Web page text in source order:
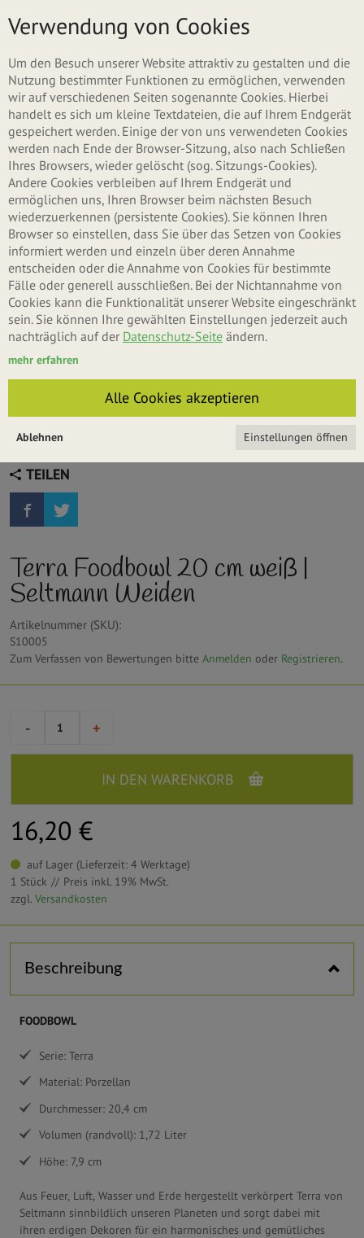
Menü
TEILEN
Terra Foodbowl 20 cm weiß |
Seltmann Weiden
Artikelnummer (SKU):
S10005
Zum Verfassen von Bewertungen bitte Anmelden oder Registrieren.
- +
IN DEN WARENKORB
16,20 €
auf Lager (Lieferzeit: 4 Werktage)
1 Stück
Preis inkl. 19% MwSt.
zzgl. Versandkosten
Beschreibung
FOODBOWL
Serie: Terra
Material: Porzellan
Durchmesser: 20,4 cm
Volumen (randvoll): 1,72 Liter
Höhe: 7,9 cm
Aus Feuer, Luft, Wasser und Erde hergestellt verkörpert Terra von
Seltmann sinnbildlich unseren Planeten und sorgt dabei mit
ihren erdigen Dekoren für ein harmonisches und gemütliches
Verwendung von Cookies
Um den Besuch unserer Website attraktiv zu gestalten und die
Nutzung bestimmter Funktionen zu ermöglichen, verwenden
wir auf verschiedenen Seiten sogenannte Cookies. Hierbei
handelt es sich um kleine Textdateien, die auf Ihrem Endgerät
gespeichert werden. Einige der von uns verwendeten Cookies
werden nach Ende der Browser-Sitzung, also nach Schließen
Ihres Browsers, wieder gelöscht (sog. Sitzungs-Cookies).
Andere Cookies verbleiben auf Ihrem Endgerät und
ermöglichen uns, Ihren Browser beim nächsten Besuch
wiederzuerkennen (persistente Cookies). Sie können Ihren
Browser so einstellen, dass Sie über das Setzen von Cookies
informiert werden und einzeln über deren Annahme
entscheiden oder die Annahme von Cookies für bestimmte
Fälle oder generell ausschließen. Bei der Nichtannahme von
Cookies kann die Funktionalität unserer Website eingeschränkt
sein. Sie können Ihre gewählten Einstellungen jederzeit auch
nachträglich auf der Datenschutz-Seite ändern.
mehr erfahren
Alle Cookies akzeptieren
Einstellungen öffnen
Ablehnen